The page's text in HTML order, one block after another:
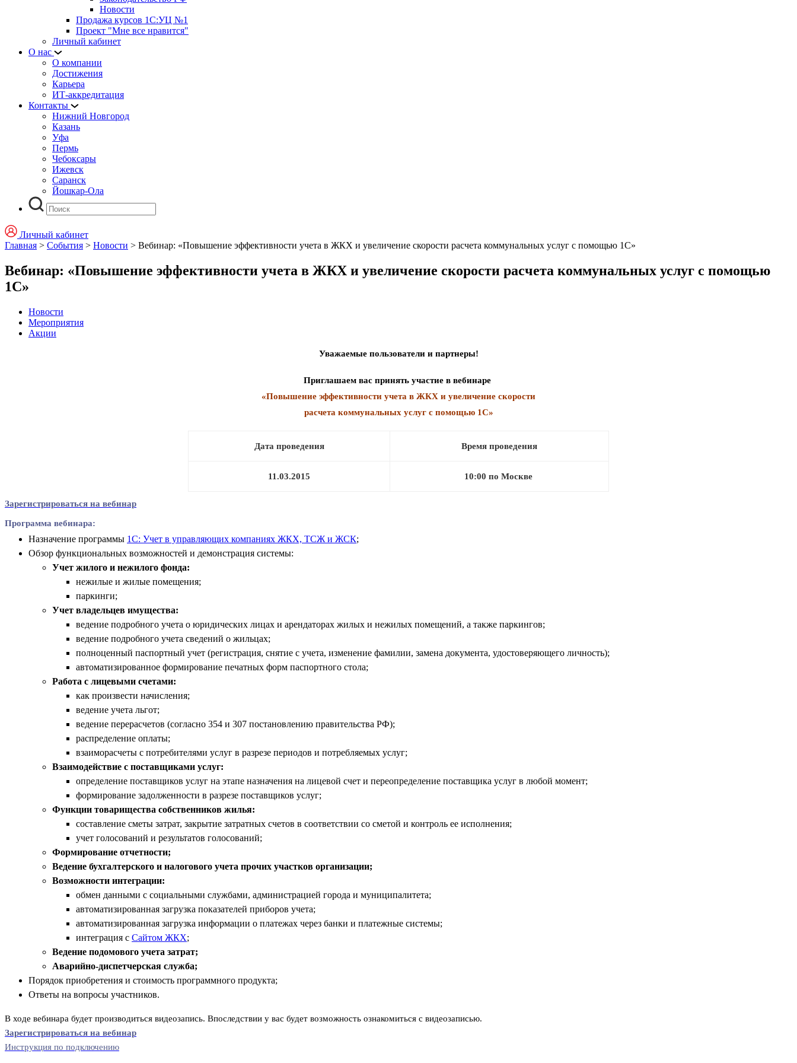
Новости
Продажа курсов 1С:УЦ №1
Проект "Мне все нравится"
Личный кабинет
О нас
О компании
Достижения
Карьера
ИТ-аккредитация
Контакты
Нижний Новгород
Казань
Уфа
Пермь
Чебоксары
Ижевск
Саранск
Йошкар-Ола
Личный кабинет
Главная > События > Новости > Вебинар: «Повышение эффективности учета в ЖКХ и увеличение скорости расчета коммунальных услуг с помощью 1С»
Вебинар: «Повышение эффективности учета в ЖКХ и увеличение скорости расчета коммунальных услуг с помощью
1С»
Новости
Мероприятия
Акции
Уважаемые пользователи и партнеры!
Приглашаем вас принять участие в вебинаре
«Повышение эффективности учета в ЖКХ и увеличение скорости
расчета коммунальных услуг с помощью 1С»
Дата проведения Время проведения
11.03.2015 10:00 по Москве
Зарегистрироваться на вебинар
Программа вебинара:
Назначение программы 1С: Учет в управляющих компаниях ЖКХ, ТСЖ и ЖСК;
Обзор функциональных возможностей и демонстрация системы:
Учет жилого и нежилого фонда:
нежилые и жилые помещения;
паркинги;
Учет владельцев имущества:
ведение подробного учета о юридических лицах и арендаторах жилых и нежилых помещений, а также паркингов;
ведение подробного учета сведений о жильцах;
полноценный паспортный учет (регистрация, снятие с учета, изменение фамилии, замена документа, удостоверяющего личность);
автоматизированное формирование печатных форм паспортного стола;
Работа с лицевыми счетами:
как произвести начисления;
ведение учета льгот;
ведение перерасчетов (согласно 354 и 307 постановлению правительства РФ);
распределение оплаты;
взаиморасчеты с потребителями услуг в разрезе периодов и потребляемых услуг;
Взаимодействие с поставщиками услуг:
определение поставщиков услуг на этапе назначения на лицевой счет и переопределение поставщика услуг в любой момент;
формирование задолженности в разрезе поставщиков услуг;
Функции товарищества собственников жилья:
составление сметы затрат, закрытие затратных счетов в соответствии со сметой и контроль ее исполнения;
учет голосований и результатов голосований;
Формирование отчетности;
Ведение бухгалтерского и налогового учета прочих участков организации;
Возможности интеграции:
обмен данными с социальными службами, администрацией города и муниципалитета;
автоматизированная загрузка показателей приборов учета;
автоматизированная загрузка информации о платежах через банки и платежные системы;
интеграция с Сайтом ЖКХ;
Ведение подомового учета затрат;
Аварийно-диспетчерская служба;
Порядок приобретения и стоимость программного продукта;
Ответы на вопросы участников.
В ходе вебинара будет производиться видеозапись. Впоследствии у вас будет возможность ознакомиться с видеозаписью.
Зарегистрироваться на вебинар
Инструкция по подключению